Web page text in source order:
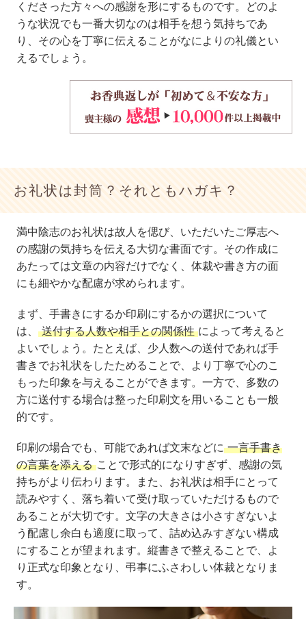
くださった方々への感謝を形にするものです。どのよ
うな状況でも一番大切なのは相手を想う気持ちであ
り、その心を丁寧に伝えることがなによりの礼儀とい
えるでしょう。
お礼状は封筒？それともハガキ？
満中陰志のお礼状は故人を偲び、いただいたご厚志へ
の感謝の気持ちを伝える大切な書面です。その作成に
あたっては文章の内容だけでなく、体裁や書き方の面
にも細やかな配慮が求められます。
まず、手書きにするか印刷にするかの選択について
は、 送付する人数や相手との関係性 によって考えると
よいでしょう。たとえば、少人数への送付であれば手
書きでお礼状をしたためることで、より丁寧で心のこ
もった印象を与えることができます。一方で、多数の
方に送付する場合は整った印刷文を用いることも一般
的です。
印刷の場合でも、可能であれば文末などに 一言手書き
の言葉を添える ことで形式的になりすぎず、感謝の気
持ちがより伝わります。また、お礼状は相手にとって
読みやすく、落ち着いて受け取っていただけるもので
あることが大切です。文字の大きさは小さすぎないよ
う配慮し余白も適度に取って、詰め込みすぎない構成
にすることが望まれます。縦書きで整えることで、よ
り正式な印象となり、弔事にふさわしい体裁となりま
す。